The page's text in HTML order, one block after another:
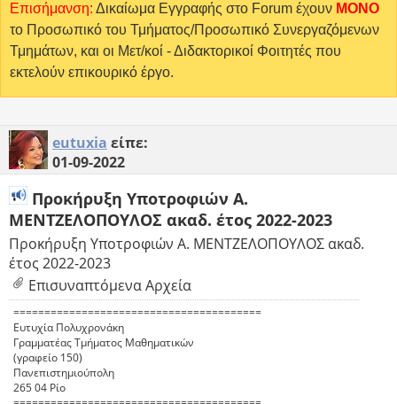
Επισήμανση: Δικαίωμα Εγγραφής στο Forum έχουν MONO
το Προσωπικό του Τμήματος/Προσωπικό Συνεργαζόμενων
Τμημάτων, και οι Μετ/κοί - Διδακτορικοί Φοιτητές που
εκτελούν επικουρικό έργο.
eutuxia είπε:
01-09-2022
Προκήρυξη Υποτροφιών Α.
ΜΕΝΤΖΕΛΟΠΟΥΛΟΣ ακαδ. έτος 2022-2023
Προκήρυξη Υποτροφιών Α. ΜΕΝΤΖΕΛΟΠΟΥΛΟΣ ακαδ.
έτος 2022-2023
Επισυναπτόμενα Αρχεία
========================================
Ευτυχία Πολυχρονάκη
Γραμματέας Τμήματος Μαθηματικών
(γραφείο 150)
Πανεπιστημιούπολη
265 04 Ρίο